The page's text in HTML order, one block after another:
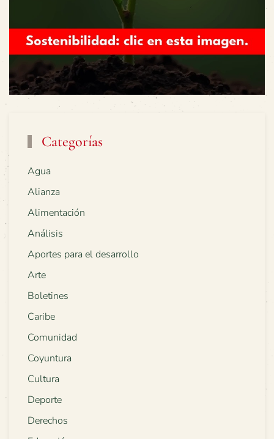
Categorías
Agua
Alianza
Alimentación
Análisis
Aportes para el desarrollo
Arte
Boletines
Caribe
Comunidad
Coyuntura
Cultura
Deporte
Derechos